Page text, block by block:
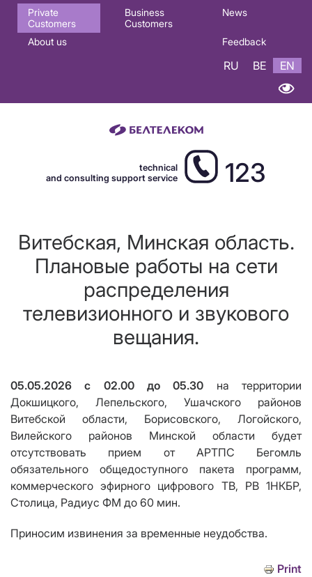
Основная
навигация
Private
Customers
Business
Customers
News
About us Feedback
RU BE EN
technical
and consulting support service
123
Витебская, Минская область.
Плановые работы на сети
распределения
телевизионного и звукового
вещания.
05.05.2026 с 02.00 до 05.30 на территории
Докшицкого, Лепельского, Ушачского районов
Витебской области, Борисовского, Логойского,
Вилейского районов Минской области будет
отсутствовать прием от АРТПС Бегомль
обязательного общедоступного пакета программ,
коммерческого эфирного цифрового ТВ, РВ 1НКБР,
Столица, Радиус ФМ до 60 мин.
Приносим извинения за временные неудобства.
Print